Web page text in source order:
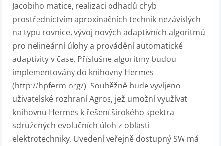
Jacobiho matice, realizaci odhadů chyb
prostřednictvím aproxinačních technik nezávislých
na typu rovnice, vývoj nových adaptivních algoritmů
pro nelineární úlohy a provádění automatické
adaptivity v čase. Příslušné algoritmy budou
implementovány do knihovny Hermes
(http://hpferm.org/). Souběžně bude vyvíjeno
uživatelské rozhraní Agros, jež umožní využívat
knihovnu Hermes k řešení širokého spektra
sdružených evolučních úloh z oblasti
elektrotechniky. Uvedení veřejně dostupný SW má